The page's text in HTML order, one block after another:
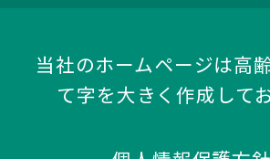
当社のホームページは高
て字を大きく作成して